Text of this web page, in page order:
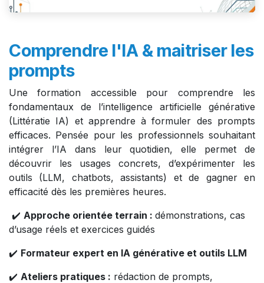
Comprendre l'IA & maitriser les
prompts
Une formation accessible pour comprendre les
fondamentaux de l’intelligence artificielle générative
(Littératie IA) et apprendre à formuler des prompts
efficaces. Pensée pour les professionnels souhaitant
intégrer l’IA dans leur quotidien, elle permet de
découvrir les usages concrets, d’expérimenter les
outils (LLM, chatbots, assistants) et de gagner en
efficacité dès les premières heures.
✔️ Approche orientée terrain : démonstrations, cas
d’usage réels et exercices guidés​
✔️ Formateur expert en IA générative et outils LLM
✔️ Ateliers pratiques : rédaction de prompts,